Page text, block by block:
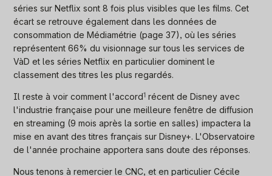
séries sur Netflix sont 8 fois plus visibles que les films. Cet
écart se retrouve également dans les données de
consommation de Médiamétrie (page 37), où les séries
représentent 66% du visionnage sur tous les services de
VàD et les séries Netflix en particulier dominent le
classement des titres les plus regardés.
Il reste à voir comment l'accord1 récent de Disney avec
l'industrie française pour une meilleure fenêtre de diffusion
en streaming (9 mois après la sortie en salles) impactera la
mise en avant des titres français sur Disney+. L'Observatoire
de l'année prochaine apportera sans doute des réponses.
Nous tenons à remercier le CNC, et en particulier Cécile